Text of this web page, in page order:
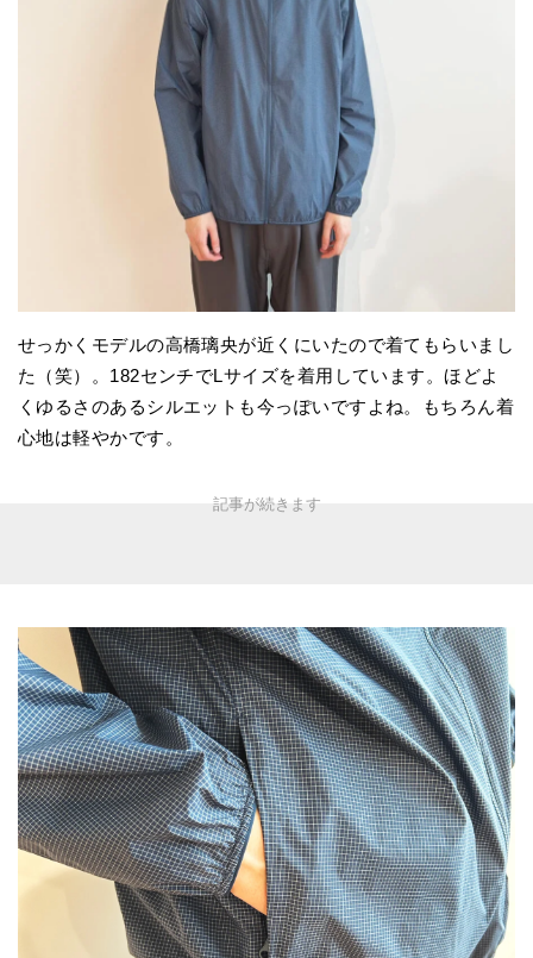
せっかくモデルの高橋璃央が近くにいたので着てもらいまし
た（笑）。182センチでLサイズを着用しています。ほどよ
くゆるさのあるシルエットも今っぽいですよね。もちろん着
心地は軽やかです。